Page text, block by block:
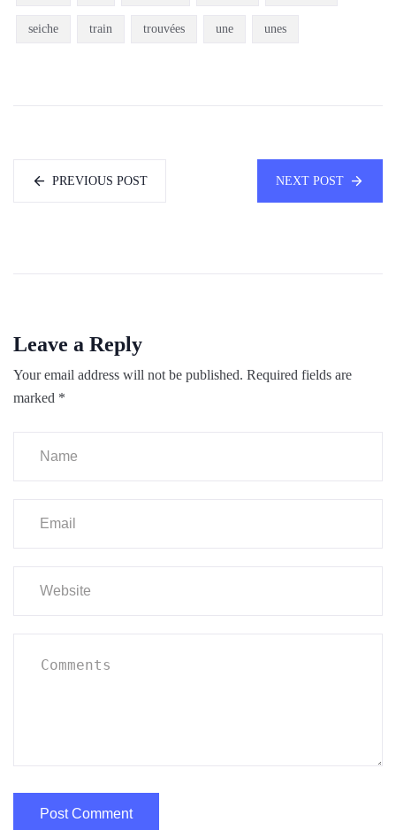
seiche train trouvées une unes
PREVIOUS POST NEXT POST
Leave a Reply
Your email address will not be published. Required fields are
marked *